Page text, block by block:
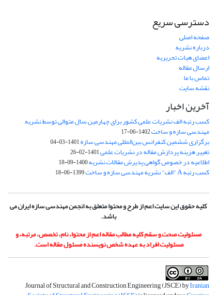
دسترسی سریع
صفحه اصلی
درباره نشریه
اعضای هیات تحریریه
ارسال مقاله
تماس با ما
نقشه سایت
آخرین اخبار
کسب رتبه الف نشریات علمی کشور برای چهارمین سال متوالی توسط نشریه
مهندسی سازه و ساخت1402-06-17
برگزاری ششمین کنفرانس بین‌المللی مهندسی سازه1401-03-04
تغییر هزینه پردازش مقاله در نشریات علمی1401-02-26
اطلاعیه در خصوص گواهی پذیرش مقالات نشریه1400-09-18
کسب رتبه A "الف" نشریه مهندسی سازه و ساخت 1399-06-18
کلیه حقوق این سایت اعم از طرح و محتوا متعلق به انجمن مهندسی سازه ایران می
باشد.
مسئولیت صحت و سقم کلیه مطالب مقاله اعم از محتوا، نام، تخصص، مرتبه، و
مسئولیت افراد به عهده شخص نویسنده مسئول مقاله است.
Journal of Structural and Construction Engineering (JSCE) byIranian